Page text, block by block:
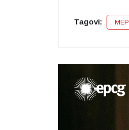
Tagovi: MEP